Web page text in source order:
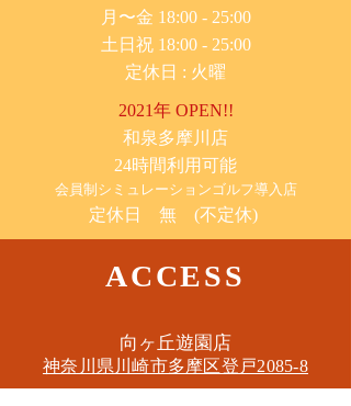
月〜金 18:00 - 25:00
土日祝 18:00 - 25:00
​定休日 : 火曜
2021年 OPEN!!
​和泉多摩川店
24時間利用可能
​会員制シミュレーションゴルフ導入店
定休日 無 (不定休)
ACCESS
​向ヶ丘遊園店
神奈川県川崎市多摩区​登戸2085-8